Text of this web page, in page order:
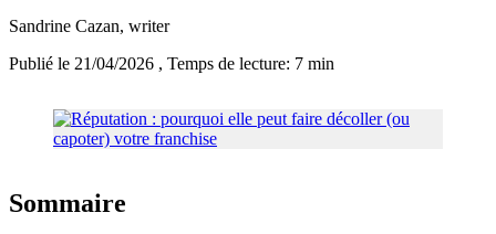
Sandrine Cazan, writer
Publié le 21/04/2026 , Temps de lecture: 7 min
Sommaire